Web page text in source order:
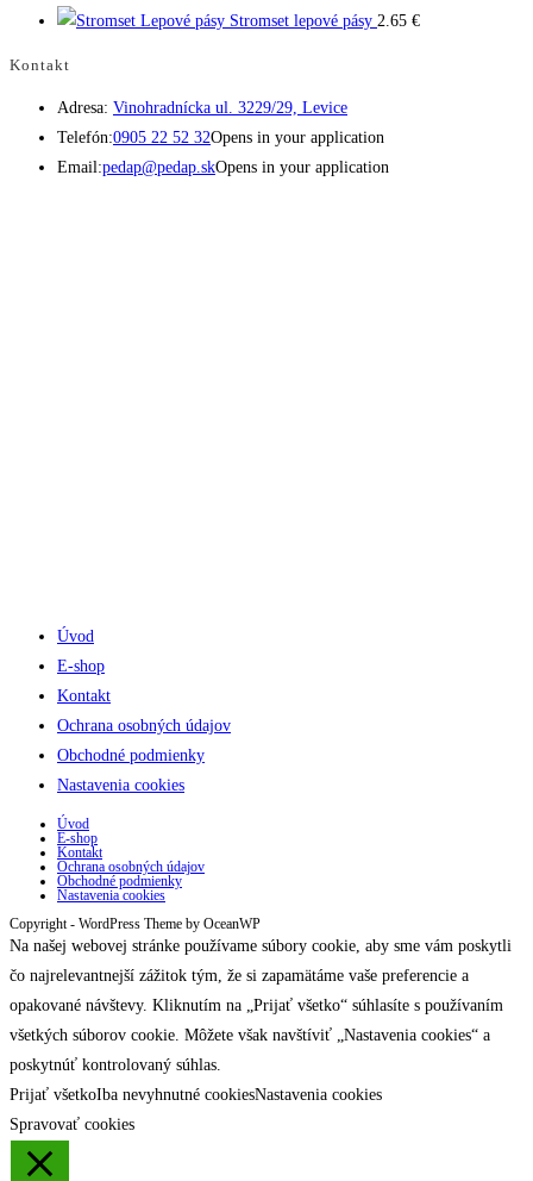
Stromset lepové pásy 2.65 €
Kontakt
Adresa: Vinohradnícka ul. 3229/29, Levice
Telefón:0905 22 52 32Opens in your application
Email:pedap@pedap.skOpens in your application
Úvod
E-shop
Kontakt
Ochrana osobných údajov
Obchodné podmienky
Nastavenia cookies
Úvod
E-shop
Kontakt
Ochrana osobných údajov
Obchodné podmienky
Nastavenia cookies
Copyright - WordPress Theme by OceanWP
Na našej webovej stránke používame súbory cookie, aby sme vám poskytli
čo najrelevantnejší zážitok tým, že si zapamätáme vaše preferencie a
opakované návštevy. Kliknutím na „Prijať všetko“ súhlasíte s používaním
všetkých súborov cookie. Môžete však navštíviť „Nastavenia cookies“ a
poskytnúť kontrolovaný súhlas.
Prijať všetkoIba nevyhnutné cookiesNastavenia cookies
Spravovať cookies